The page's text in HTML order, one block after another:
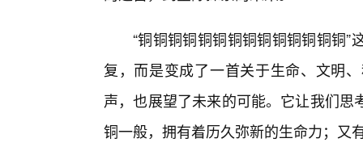
“铜铜铜铜铜铜铜铜铜铜铜铜铜铜
复，而是变成了一首关于生命、文明
声，也展望了未来的可能。它让我们
铜一般，拥有着历久弥新的生命力；又